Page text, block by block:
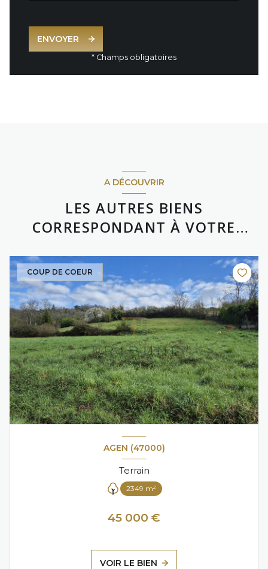
ENVOYER
* Champs obligatoires
A DÉCOUVRIR
LES AUTRES BIENS
CORRESPONDANT À VOTRE
COUP DE COEUR
AGEN (47000)
Terrain
2349 m²
45 000 €
VOIR LE BIEN